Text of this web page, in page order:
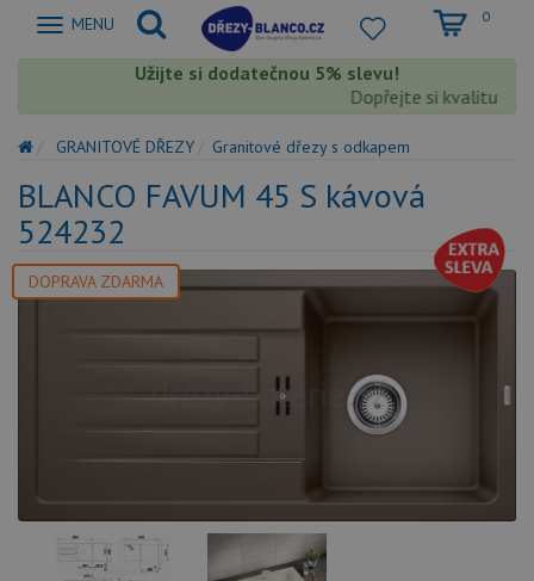
Zobrazit
MENU 0
Užijte si dodatečnou 5% slevu!
Dopřejte si kvalitu
GRANITOVÉ DŘEZY Granitové dřezy s odkapem
BLANCO FAVUM 45 S kávová
524232
DOPRAVA ZDARMA